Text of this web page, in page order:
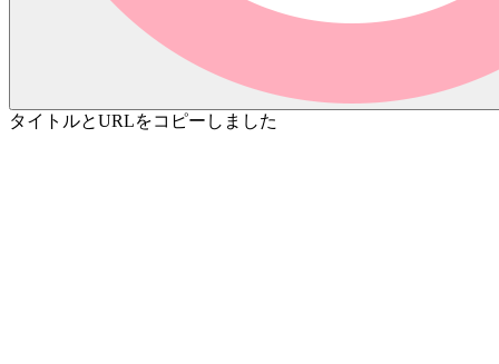
タイトルとURLをコピーしました